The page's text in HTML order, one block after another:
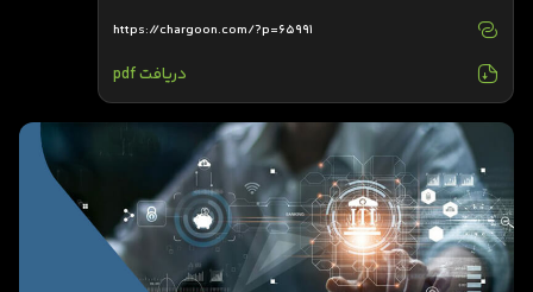
https://chargoon.com/?p=65991
دریافت pdf